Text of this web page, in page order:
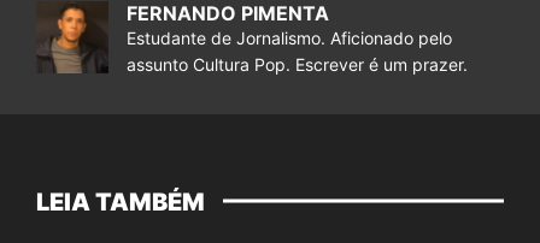
FERNANDO PIMENTA
Estudante de Jornalismo. Aficionado pelo
assunto Cultura Pop. Escrever é um prazer.
LEIA TAMBÉM